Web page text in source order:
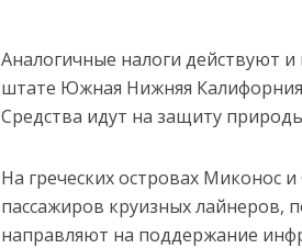
Аналогичные налоги действуют и
штате Южная Нижняя Калифорния
Средства идут на защиту
На греческих островах Миконос
пассажиров круизных лайнеров,
направляют на поддержание